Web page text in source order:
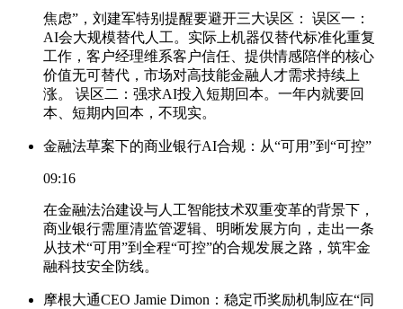
焦虑”，刘建军特别提醒要避开三大误区： 误区一：
AI会大规模替代人工。实际上机器仅替代标准化重复
工作，客户经理维系客户信任、提供情感陪伴的核心
价值无可替代，市场对高技能金融人才需求持续上
涨。 误区二：强求AI投入短期回本。一年内就要回
本、短期内回本，不现实。
金融法草案下的商业银行AI合规：从“可用”到“可控”
09:16
在金融法治建设与人工智能技术双重变革的背景下，
商业银行需厘清监管逻辑、明晰发展方向，走出一条
从技术“可用”到全程“可控”的合规发展之路，筑牢金
融科技安全防线。
摩根大通CEO Jamie Dimon：稳定币奖励机制应在“同